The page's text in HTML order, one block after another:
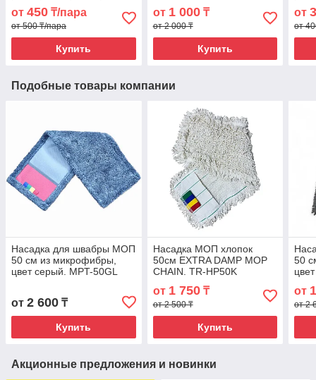
от 450 ₸/пара
от 500 ₸/пара
Купить
от 1 000₸
от 2 000 ₸
Купить
от
от
Подобные товары компании
Насадка для швабры МОП
50 см из микрофибры,
цвет серый. MPT-50GL
от 2 600 ₸
Купить
Насадка МОП хлопок
50см EXTRA DAMP MOP
CHAIN. TR-HP50K
от 1 750₸
от 2 500 ₸
Купить
50
от
от 2
Акционные предложения и новинки